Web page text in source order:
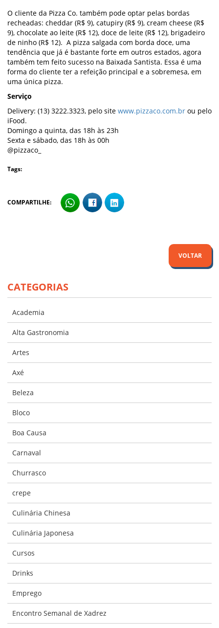
O cliente da Pizza Co. também pode optar pelas bordas
recheadas: cheddar (R$ 9), catupiry (R$ 9), cream cheese (R$
9), chocolate ao leite (R$ 12), doce de leite (R$ 12), brigadeiro
de ninho (R$ 12). A pizza salgada com borda doce, uma
tendência que já é bastante forte em outros estados, agora
também tem feito sucesso na Baixada Santista. Essa é uma
forma do cliente ter a refeição principal e a sobremesa, em
uma única pizza.
Serviço
Delivery: (13) 3222.3323, pelo site www.pizzaco.com.br ou pelo
iFood.
Domingo a quinta, das 18h às 23h
Sexta e sábado, das 18h às 00h
@pizzaco_
Tags:
COMPARTILHE:
VOLTAR
CATEGORIAS
Academia
Alta Gastronomia
Artes
Axé
Beleza
Bloco
Boa Causa
Carnaval
Churrasco
crepe
Culinária Chinesa
Culinária Japonesa
Cursos
Drinks
Emprego
Encontro Semanal de Xadrez